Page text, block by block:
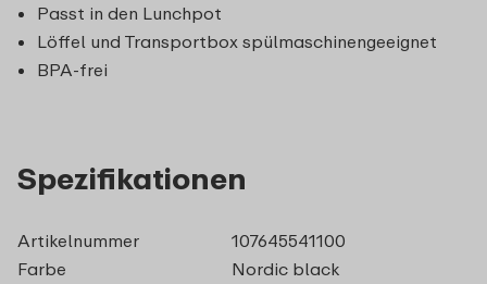
Passt in den Lunchpot
Löffel und Transportbox spülmaschinengeeignet
BPA-frei
Spezifikationen
Artikelnummer
107645541100
Farbe
Nordic black